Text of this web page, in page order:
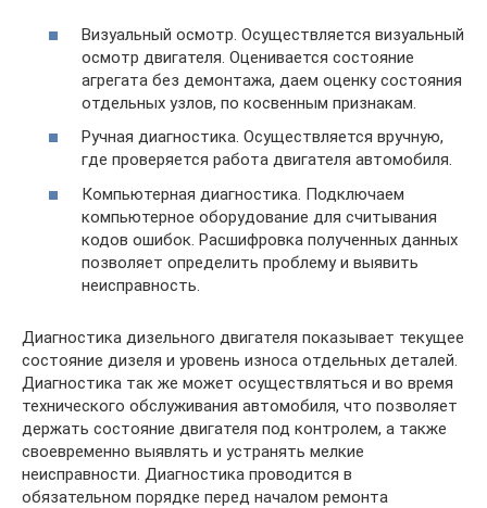
Визуальный осмотр. Осуществляется визуальный
осмотр двигателя. Оценивается состояние
агрегата без демонтажа, даем оценку состояния
отдельных узлов, по косвенным признакам.
Ручная диагностика. Осуществляется вручную,
где проверяется работа двигателя автомобиля.
Компьютерная диагностика. Подключаем
компьютерное оборудование для считывания
кодов ошибок. Расшифровка полученных данных
позволяет определить проблему и выявить
неисправность.
Диагностика дизельного двигателя показывает текущее
состояние дизеля и уровень износа отдельных деталей.
Диагностика так же может осуществляться и во время
технического обслуживания автомобиля, что позволяет
держать состояние двигателя под контролем, а также
своевременно выявлять и устранять мелкие
неисправности. Диагностика проводится в
обязательном порядке перед началом ремонта